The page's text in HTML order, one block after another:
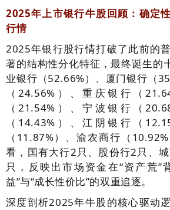
2025年上市银行牛股回顾：确定
行情
2025年银行股行情打破了此前的
著的结构性分化特征，最终诞生的
业银行（52.66%）、厦门银行（
（24.56%）、重庆银行（
（21.54%）、宁波银行（
（14.43%）、江阴银行（
（11.87%）、渝农商行（
看，国有大行2只、股份行2只、
只，反映出市场资金在“资产荒”
益”与“成长性价比”的双重追逐。
深度剖析2025年牛股的核心驱动